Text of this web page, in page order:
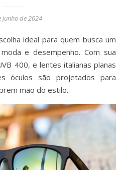
junho de 2024
e desempenho. Com sua
400, e lentes italianas planas
óculos são projetados para
mão do estilo.